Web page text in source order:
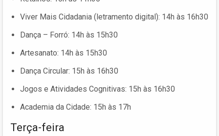
Viver Mais Cidadania (letramento digital): 14h às 16h30
Dança – Forró: 14h às 15h30
Artesanato: 14h às 15h30
Dança Circular: 15h às 16h30
Jogos e Atividades Cognitivas: 15h às 16h30
Academia da Cidade: 15h às 17h
Terça-feira